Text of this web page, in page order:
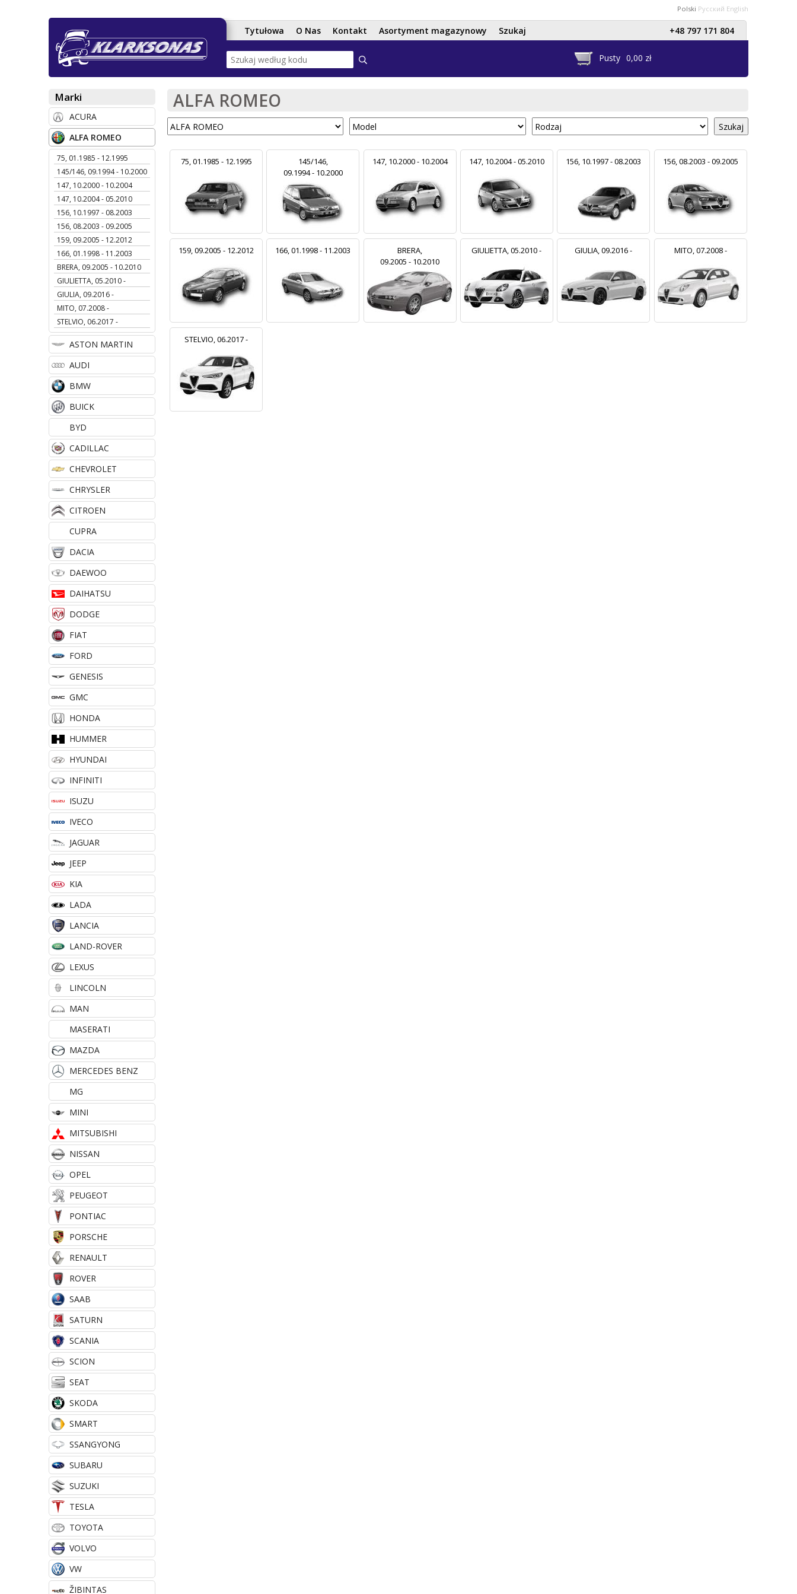
treści
Polski Русский English
M
e
n
u
g
ł
ó
w
n
e
Tytułowa O Nas Kontakt Asortyment magazynowy Szukaj +48 797 171 804
Pusty 0,00 zł
ALFA ROMEO
Szukaj
75, 01.1985 - 12.1995
145/146,
09.1994 - 10.2000
147, 10.2000 - 10.2004 147, 10.2004 - 05.2010 156, 10.1997 - 08.2003 156, 08.2003 - 09.2005
159, 09.2005 - 12.2012 166, 01.1998 - 11.2003
BRERA,
09.2005 - 10.2010
GIULIETTA, 05.2010 - GIULIA, 09.2016 - MITO, 07.2008 -
STELVIO, 06.2017 -
Marki
ACURA
ALFA ROMEO
75, 01.1985 - 12.1995
145/146, 09.1994 - 10.2000
147, 10.2000 - 10.2004
147, 10.2004 - 05.2010
156, 10.1997 - 08.2003
156, 08.2003 - 09.2005
159, 09.2005 - 12.2012
166, 01.1998 - 11.2003
BRERA, 09.2005 - 10.2010
GIULIETTA, 05.2010 -
GIULIA, 09.2016 -
MITO, 07.2008 -
STELVIO, 06.2017 -
ASTON MARTIN
AUDI
BMW
BUICK
BYD
CADILLAC
CHEVROLET
CHRYSLER
CITROEN
CUPRA
DACIA
DAEWOO
DAIHATSU
DODGE
FIAT
FORD
GENESIS
GMC
HONDA
HUMMER
HYUNDAI
INFINITI
ISUZU
IVECO
JAGUAR
JEEP
KIA
LADA
LANCIA
LAND-ROVER
LEXUS
LINCOLN
MAN
MASERATI
MAZDA
MERCEDES BENZ
MG
MINI
MITSUBISHI
NISSAN
OPEL
PEUGEOT
PONTIAC
PORSCHE
RENAULT
ROVER
SAAB
SATURN
SCANIA
SCION
SEAT
SKODA
SMART
SSANGYONG
SUBARU
SUZUKI
TESLA
TOYOTA
VOLVO
VW
ŽIBINTAS